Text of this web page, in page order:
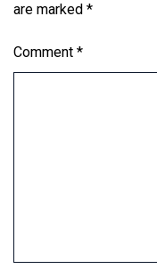
are marked *
Comment *